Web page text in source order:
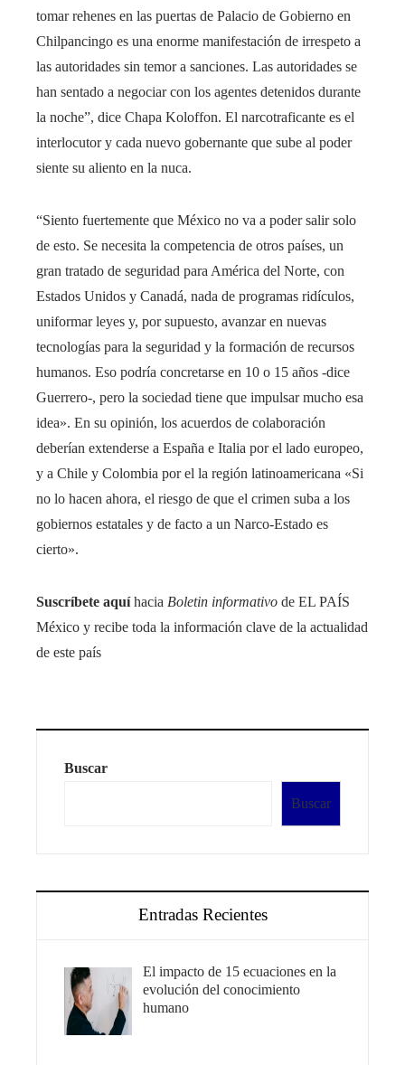
tomar rehenes en las puertas de Palacio de Gobierno en
Chilpancingo es una enorme manifestación de irrespeto a
las autoridades sin temor a sanciones. Las autoridades se
han sentado a negociar con los agentes detenidos durante
la noche”, dice Chapa Koloffon. El narcotraficante es el
interlocutor y cada nuevo gobernante que sube al poder
siente su aliento en la nuca.
“Siento fuertemente que México no va a poder salir solo
de esto. Se necesita la competencia de otros países, un
gran tratado de seguridad para América del Norte, con
Estados Unidos y Canadá, nada de programas ridículos,
uniformar leyes y, por supuesto, avanzar en nuevas
tecnologías para la seguridad y la formación de recursos
humanos. Eso podría concretarse en 10 o 15 años -dice
Guerrero-, pero la sociedad tiene que impulsar mucho esa
idea». En su opinión, los acuerdos de colaboración
deberían extenderse a España e Italia por el lado europeo,
y a Chile y Colombia por el la región latinoamericana «Si
no lo hacen ahora, el riesgo de que el crimen suba a los
gobiernos estatales y de facto a un Narco-Estado es
cierto».
Suscríbete aquí hacia Boletin informativo de EL PAÍS
México y recibe toda la información clave de la actualidad
de este país
Buscar
Buscar
Entradas Recientes
El impacto de 15 ecuaciones en la
evolución del conocimiento
humano